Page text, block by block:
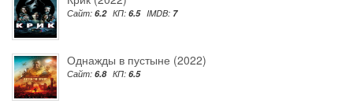
Сайт: 6.2 КП: 6.5 IMDB: 7
Однажды в пустыне (2022)
Сайт: 6.8 КП: 6.5